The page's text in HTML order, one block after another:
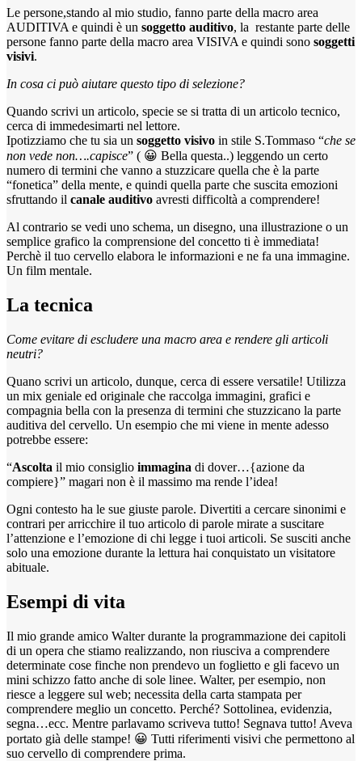
Le persone,stando al mio studio, fanno parte della macro area
AUDITIVA e quindi è un soggetto auditivo, la restante parte delle
persone fanno parte della macro area VISIVA e quindi sono soggetti
visivi.
In cosa ci può aiutare questo tipo di selezione?
Quando scrivi un articolo, specie se si tratta di un articolo tecnico,
cerca di immedesimarti nel lettore.
Ipotizziamo che tu sia un soggetto visivo in stile S.Tommaso “che se
non vede non….capisce” ( 😀 Bella questa..) leggendo un certo
numero di termini che vanno a stuzzicare quella che è la parte
“fonetica” della mente, e quindi quella parte che suscita emozioni
sfruttando il canale auditivo avresti difficoltà a comprendere!
Al contrario se vedi uno schema, un disegno, una illustrazione o un
semplice grafico la comprensione del concetto ti è immediata!
Perchè il tuo cervello elabora le informazioni e ne fa una immagine.
Un film mentale.
La tecnica
Come evitare di escludere una macro area e rendere gli articoli
neutri?
Quano scrivi un articolo, dunque, cerca di essere versatile! Utilizza
un mix geniale ed originale che raccolga immagini, grafici e
compagnia bella con la presenza di termini che stuzzicano la parte
auditiva del cervello. Un esempio che mi viene in mente adesso
potrebbe essere:
“Ascolta il mio consiglio immagina di dover…{azione da
compiere}” magari non è il massimo ma rende l’idea!
Ogni contesto ha le sue giuste parole. Divertiti a cercare sinonimi e
contrari per arricchire il tuo articolo di parole mirate a suscitare
l’attenzione e l’emozione di chi legge i tuoi articoli. Se susciti anche
solo una emozione durante la lettura hai conquistato un visitatore
abituale.
Esempi di vita
Il mio grande amico Walter durante la programmazione dei capitoli
di un opera che stiamo realizzando, non riusciva a comprendere
determinate cose finche non prendevo un foglietto e gli facevo un
mini schizzo fatto anche di sole linee. Walter, per esempio, non
riesce a leggere sul web; necessita della carta stampata per
comprendere meglio un concetto. Perché? Sottolinea, evidenzia,
segna…ecc. Mentre parlavamo scriveva tutto! Segnava tutto! Aveva
portato già delle stampe! 😀 Tutti riferimenti visivi che permettono al
suo cervello di comprendere prima.